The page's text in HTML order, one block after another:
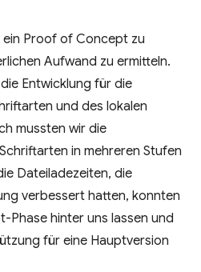
ein Proof of Concept zu
Aufwand zu ermitteln.
Entwicklung für die
und des lokalen
mussten wir die
in mehreren Stufen
Dateiladezeiten, die
verbessert hatten, konnten
hinter uns lassen und
für eine Hauptversion